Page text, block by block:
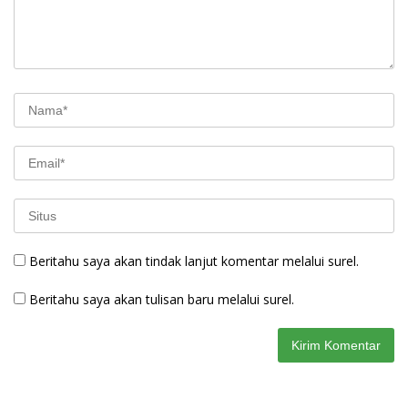
Beritahu saya akan tindak lanjut komentar melalui surel.
Beritahu saya akan tulisan baru melalui surel.